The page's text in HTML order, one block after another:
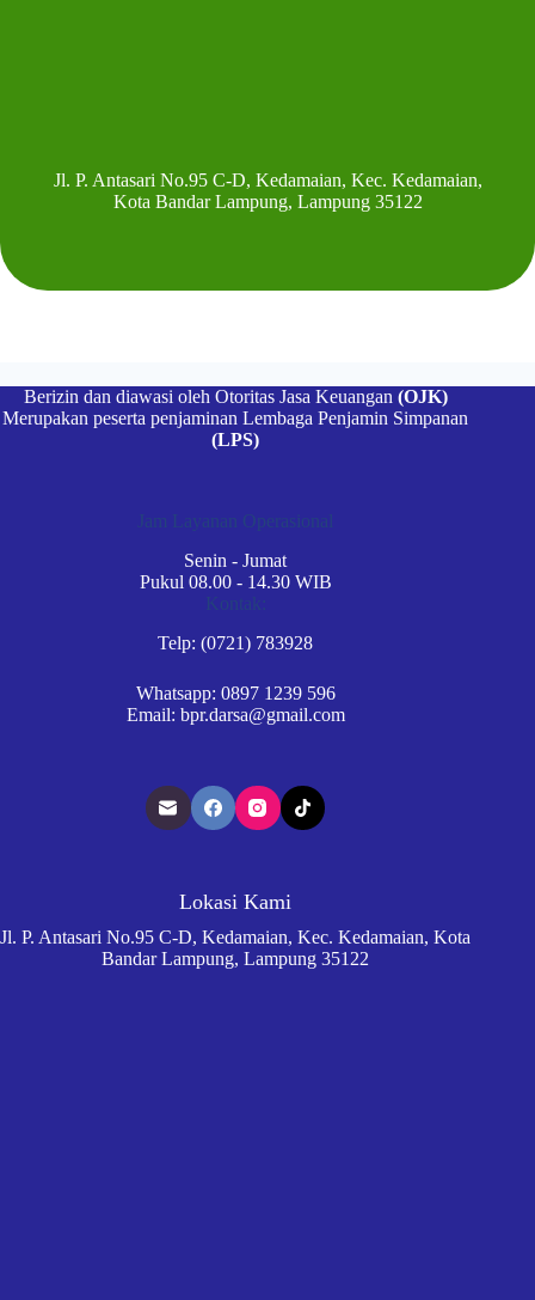
Jl. P. Antasari No.95 C-D, Kedamaian, Kec. Kedamaian,
Kota Bandar Lampung, Lampung 35122
Berizin dan diawasi oleh Otoritas Jasa Keuangan (OJK)
Merupakan peserta penjaminan Lembaga Penjamin Simpanan
(LPS)
Jam Layanan Operasional
Senin - Jumat
Pukul 08.00 - 14.30 WIB
Kontak:
Telp: (0721) 783928
Whatsapp: 0897 1239 596
Email: bpr.darsa@gmail.com
Lokasi Kami
Jl. P. Antasari No.95 C-D, Kedamaian, Kec. Kedamaian, Kota
Bandar Lampung, Lampung 35122